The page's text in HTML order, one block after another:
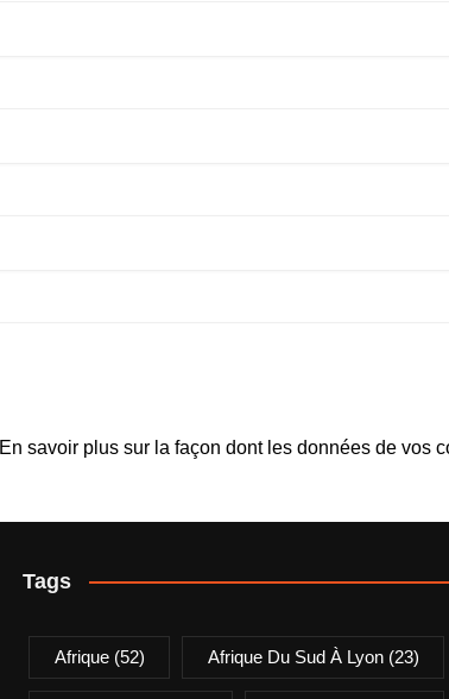
En savoir plus sur la façon dont les données de vos
Tags
Afrique(52) Afrique Du Sud À Lyon(23)